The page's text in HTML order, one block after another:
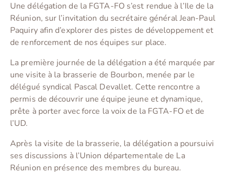
Une délégation de la FGTA-FO s’est rendue à l’Ile de la
Réunion, sur l’invitation du secrétaire général Jean-Paul
Paquiry afin d’explorer des pistes de développement et
de renforcement de nos équipes sur place.
La première journée de la délégation a été marquée par
une visite à la brasserie de Bourbon, menée par le
délégué syndical Pascal Devallet. Cette rencontre a
permis de découvrir une équipe jeune et dynamique,
prête à porter avec force la voix de la FGTA-FO et de
l’UD.
Après la visite de la brasserie, la délégation a poursuivi
ses discussions à l’Union départementale de La
Réunion en présence des membres du bureau.